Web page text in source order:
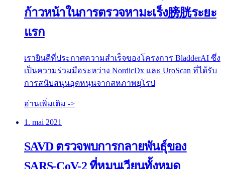
ก้าวหน้าในการตรวจหามะเร็ง膀胱ระยะ
แรก
เรายินดีที่ประกาศความสำเร็จของโครงการ BladderAI ซึ่ง
เป็นความร่วมมือระหว่าง NordicDx และ UroScan ที่ได้รับ
การสนับสนุนอุดหนุนจากสหภาพยุโรป
อ่านเพิ่มเติม ->
1. mai 2021
SAVD ตรวจพบการกลายพันธุ์ของ
SARS-CoV-2 ที่หมุนเวียนทั้งหมด